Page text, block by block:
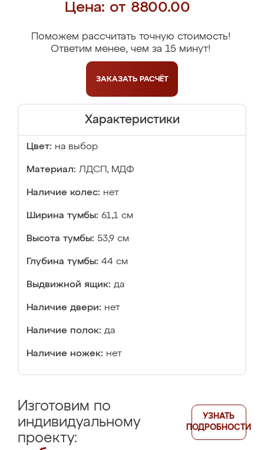
Цена: от 8800.00
Поможем рассчитать точную стоимость!
Ответим менее, чем за 15 минут!
ЗАКАЗАТЬ РАСЧЁТ
Характеристики
Цвет: на выбор
Материал: ЛДСП, МДФ
Наличие колес: нет
Ширина тумбы: 61,1 см
Высота тумбы: 53,9 см
Глубина тумбы: 44 см
Выдвижной ящик: да
Наличие двери: нет
Наличие полок: да
Наличие ножек: нет
Изготовим по
индивидуальному
проекту:
УЗНАТЬ
ПОДРОБНОСТИ